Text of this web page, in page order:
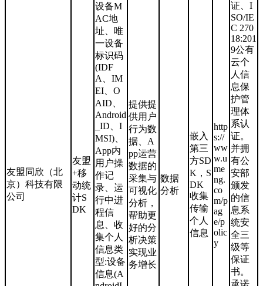
友盟同欣（北
京）科技有限
公司
友盟
+移
动统
计S
DK
设备M
AC地
址、唯
一设备
标识码
(IDF
A、IM
EI、O
AID、
Android
_ID、I
MSI)、
App内
用户操
作记
录、运
行中进
程信
息、收
集个人
信息类
型:设备
信息(A
提供提
供用户
行为数
据、A
pp运营
数据的
采集与
可视化
分析，
帮助更
好的分
析决策
实现业
务增长
数据
分析
嵌入
第三
方SD
K，S
DK
收集
传输
个人
信息
http
s://
ww
w.u
me
ng.
co
m/p
ag
e/p
olic
y
证、I
SO/IE
C 270
18:201
9公有
云个
人信
息保
护管
理体
系认
证。
并拥
有公
安部
颁发
的信
息系
统安
全三
级等
保证
书。